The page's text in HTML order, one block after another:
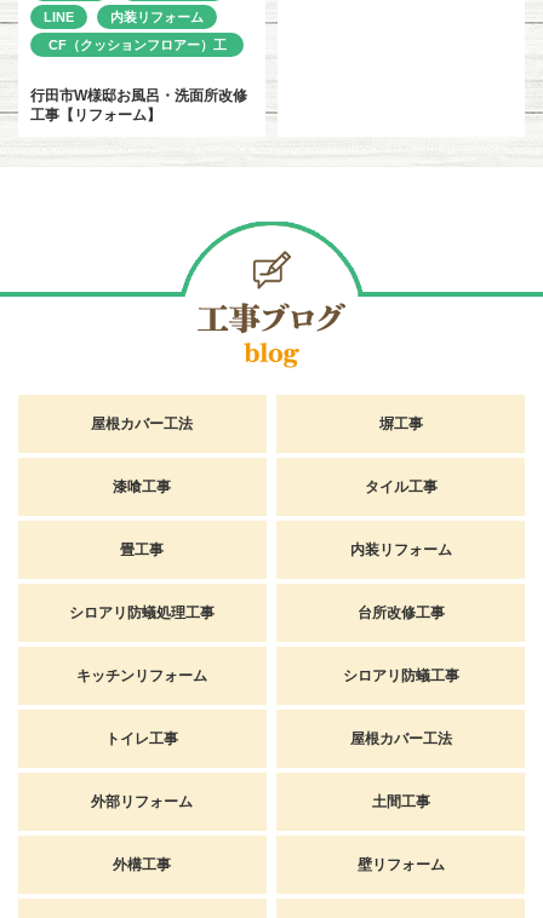
LINE
内装リフォーム
CF（クッションフロアー）工
行田市W様邸お風呂・洗面所改修
工事【リフォーム】
屋根カバー工法 塀工事
漆喰工事 タイル工事
畳工事 内装リフォーム
シロアリ防蟻処理工事 台所改修工事
キッチンリフォーム シロアリ防蟻工事
トイレ工事 屋根カバー工法
外部リフォーム 土間工事
外構工事 壁リフォーム